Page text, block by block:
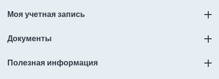
Моя учетная запись
Документы
Полезная информация